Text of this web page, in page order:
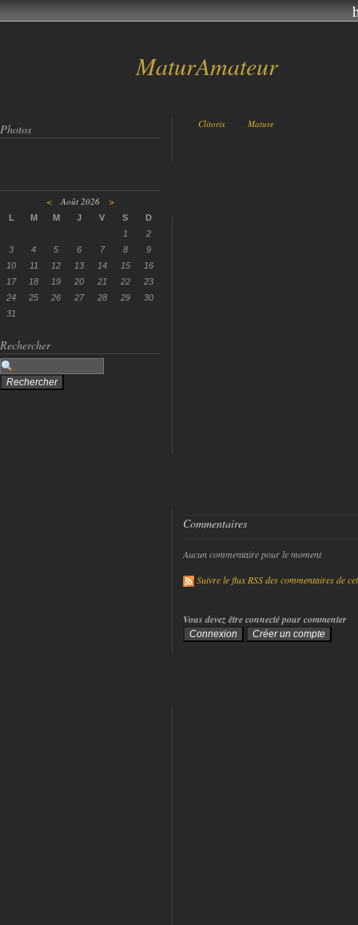
MaturAmateur
Photos
<Août 2026 >
L M M J V S
D
1
2
3
4 5 6 7 8
9
10
11 12 13 14 15
16
17
18 19 20 21 22
23
24
25 26 27 28 29
30
31
Rechercher
Clitorix Mature
Commentaires
Aucun commentaire pour le moment
Suivre le flux RSS des commentaires de
Vous devez être connecté pour commenter